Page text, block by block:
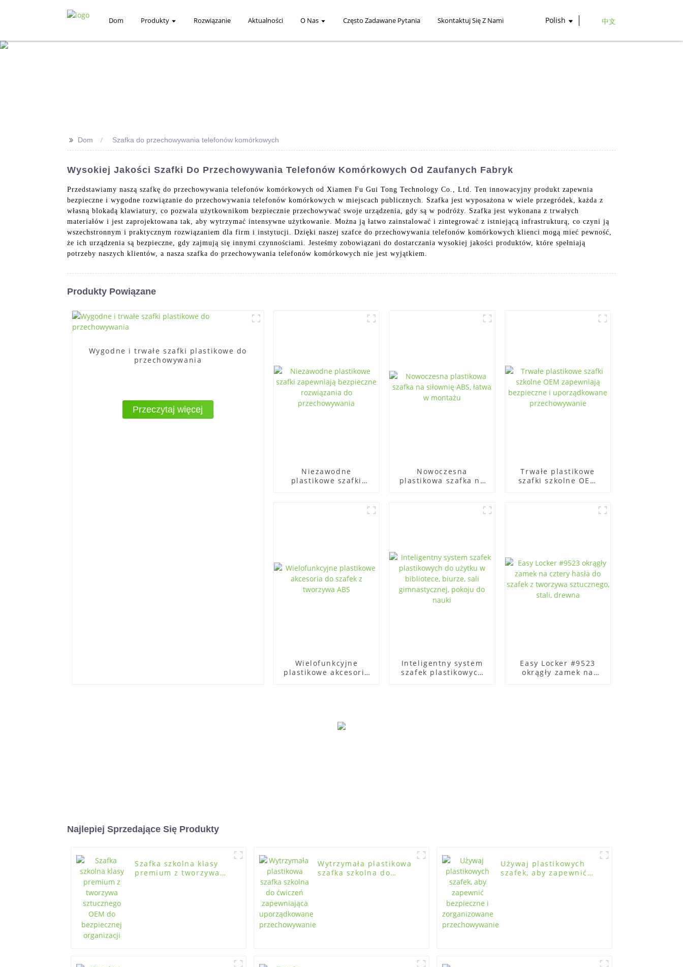
Dom Produkty Rozwiązanie Aktualności O Nas Często Zadawane Pytania Skontaktuj Się Z Nami Polish 中文
>> Dom Szafka do przechowywania telefonów komórkowych
Wysokiej Jakości Szafki Do Przechowywania Telefonów Komórkowych Od Zaufanych Fabryk
Przedstawiamy naszą szafkę do przechowywania telefonów komórkowych od Xiamen Fu Gui Tong Technology Co., Ltd. Ten innowacyjny produkt zapewnia
bezpieczne i wygodne rozwiązanie do przechowywania telefonów komórkowych w miejscach publicznych. Szafka jest wyposażona w wiele przegródek, każda z
własną blokadą klawiatury, co pozwala użytkownikom bezpiecznie przechowywać swoje urządzenia, gdy są w podróży. Szafka jest wykonana z trwałych
materiałów i jest zaprojektowana tak, aby wytrzymać intensywne użytkowanie. Można ją łatwo zainstalować i zintegrować z istniejącą infrastrukturą, co czyni ją
wszechstronnym i praktycznym rozwiązaniem dla firm i instytucji. Dzięki naszej szafce do przechowywania telefonów komórkowych klienci mogą mieć pewność,
że ich urządzenia są bezpieczne, gdy zajmują się innymi czynnościami. Jesteśmy zobowiązani do dostarczania wysokiej jakości produktów, które spełniają
potrzeby naszych klientów, a nasza szafka do przechowywania telefonów komórkowych nie jest wyjątkiem.
Produkty Powiązane
Wygodne i trwałe szafki plastikowe do
przechowywania
Przeczytaj więcej
Niezawodne
plastikowe szafki
Nowoczesna
plastikowa szafka na
Trwałe plastikowe
szafki szkolne OEM
Wielofunkcyjne
plastikowe akcesoria
Inteligentny system
szafek plastikowych
Easy Locker #9523
okrągły zamek na
Najlepiej Sprzedające Się Produkty
Szafka szkolna klasy
premium z tworzywa
Wytrzymała plastikowa
szafka szkolna do
Używaj plastikowych
szafek, aby zapewnić